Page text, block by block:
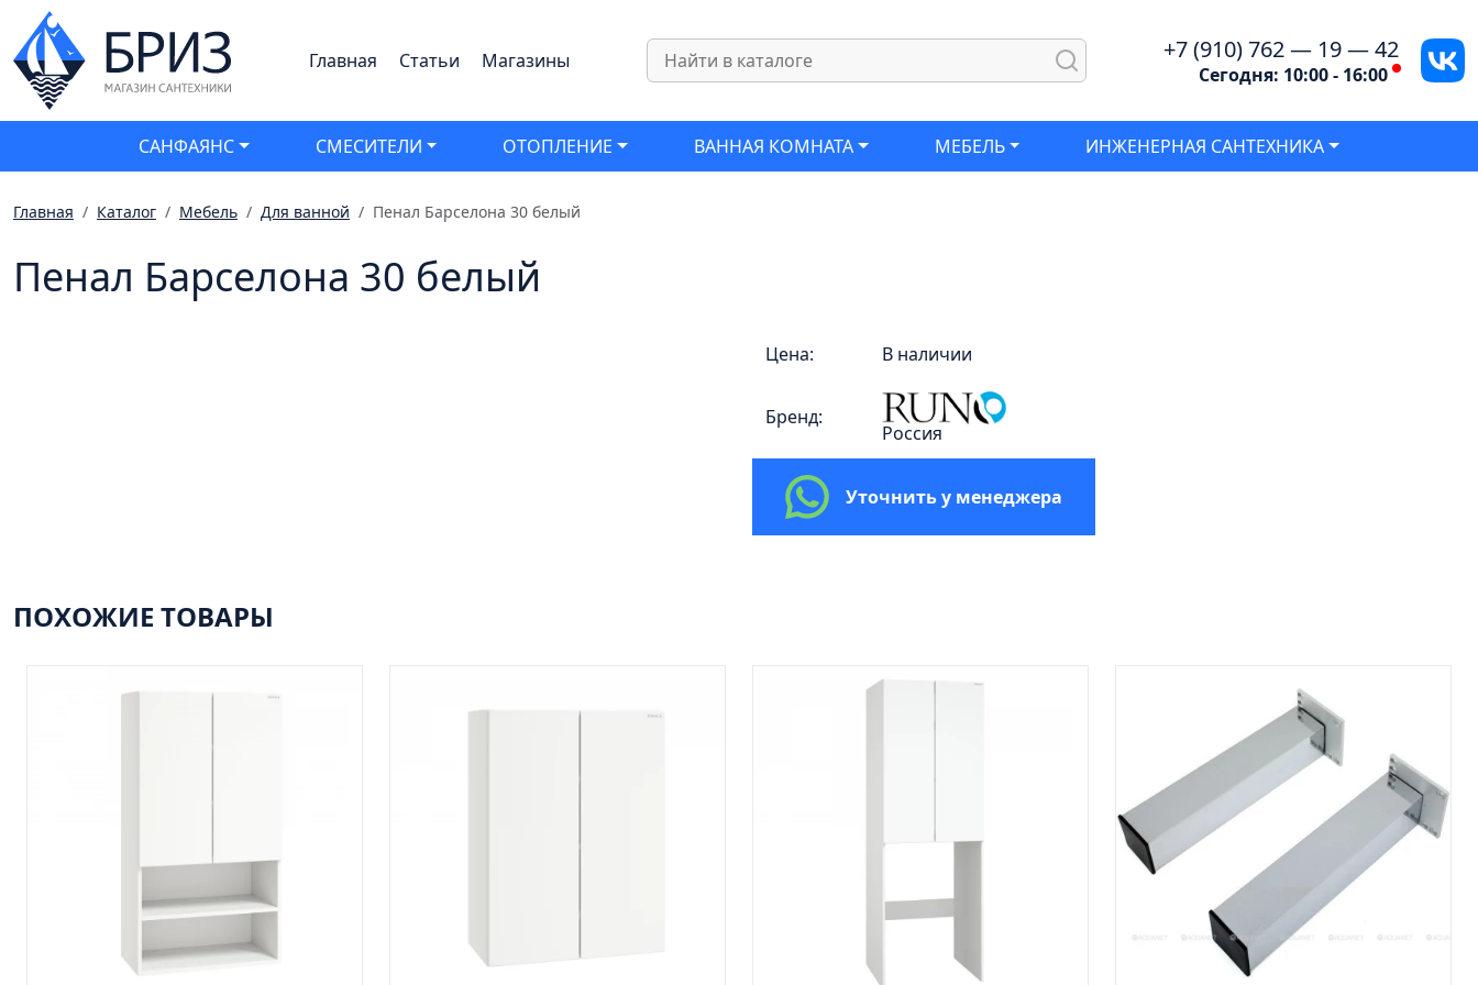
Главная Статьи Магазины +7 (910) 762 — 19 — 42
Сегодня: 10:00 - 16:00
САНФАЯНС СМЕСИТЕЛИ ОТОПЛЕНИЕ ВАННАЯ КОМНАТА МЕБЕЛЬ ИНЖЕНЕРНАЯ САНТЕХНИКА
Главная Каталог Мебель Для ванной Пенал Барселона 30 белый
Пенал Барселона 30 белый
Цена: В наличии
Бренд:
Россия
Уточнить у менеджера
ПОХОЖИЕ ТОВАРЫ